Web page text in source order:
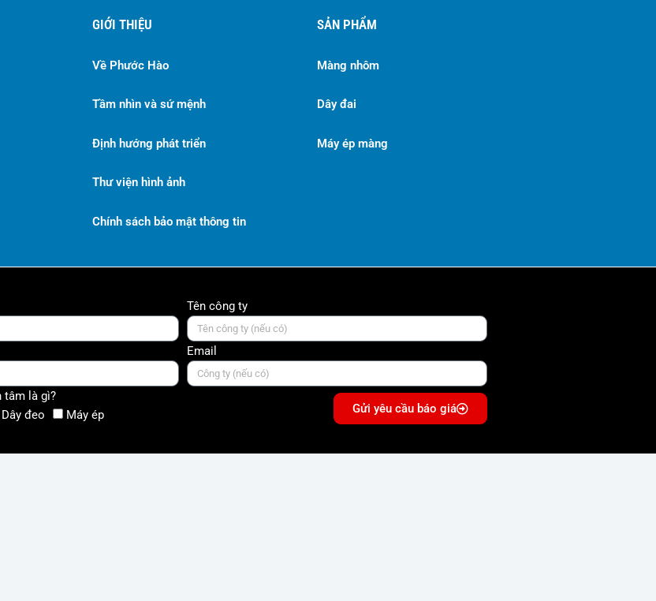
GIỚI THIỆU
Về Phước Hào
Tầm nhìn và sứ mệnh
Định hướng phát triển
Thư viện hình ảnh
Chính sách bảo mật thông tin
SẢN PHẨM
Màng nhôm
Dây đai
Máy ép màng
Tên công ty
Email
tâm là gì?
Dây đeo Máy ép Gửi yêu cầu báo giá